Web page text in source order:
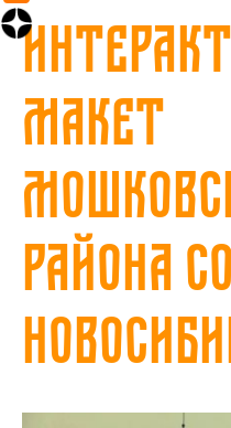
макет
района